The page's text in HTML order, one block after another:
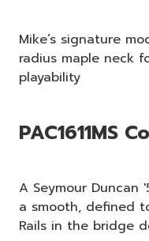
Mike’s signature
radius maple neck
playability
PAC1611MS
A Seymour
a smooth, defined
Rails in the bridge